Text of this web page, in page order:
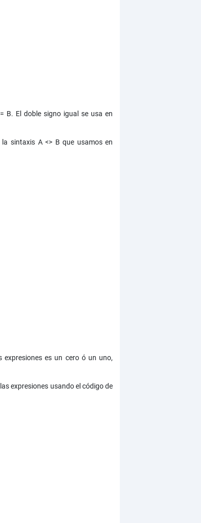
B. El doble signo igual se usa en
sintaxis A <> B que usamos en
es un cero ó un uno,
expresiones usando el código de